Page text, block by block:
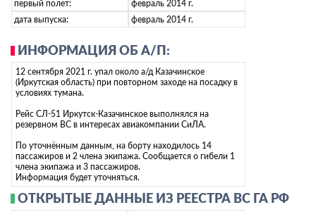
первый полет:
февраль 2014 г.
дата выпуска:
февраль 2014 г.
ИНФОРМАЦИЯ ОБ А/П:
12 сентября 2021 г. упал около а/д Казачинское
(Иркутская область) при повторном заходе на посадку в
условиях тумана.
Рейс СЛ-51 Иркутск-Казачинское выполнялся на
резервном ВС в интересах авиакомпании СиЛА.
По уточнённым данным, на борту находилось 14
пассажиров и 2 члена экипажа. Сообщается о гибели 1
члена экипажа и 3 пассажиров.
Информация будет уточняться.
ОТКРЫТЫЕ ДАННЫЕ ИЗ РЕЕСТРА ВС ГА РФ